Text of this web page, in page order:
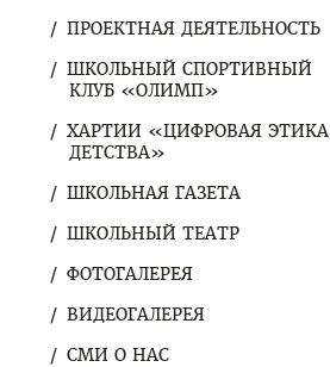
ПРОЕКТНАЯ ДЕЯТЕЛЬНОСТЬ
ШКОЛЬНЫЙ СПОРТИВНЫЙ
КЛУБ «ОЛИМП»
ХАРТИИ «ЦИФРОВАЯ ЭТИКА
ДЕТСТВА»
ШКОЛЬНАЯ ГАЗЕТА
ШКОЛЬНЫЙ ТЕАТР
ФОТОГАЛЕРЕЯ
ВИДЕОГАЛЕРЕЯ
СМИ О НАС